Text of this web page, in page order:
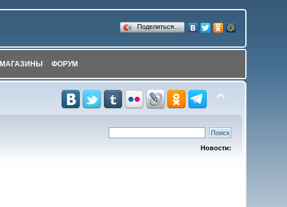
Поделиться…
МАГАЗИНЫ ФОРУМ
Новости: